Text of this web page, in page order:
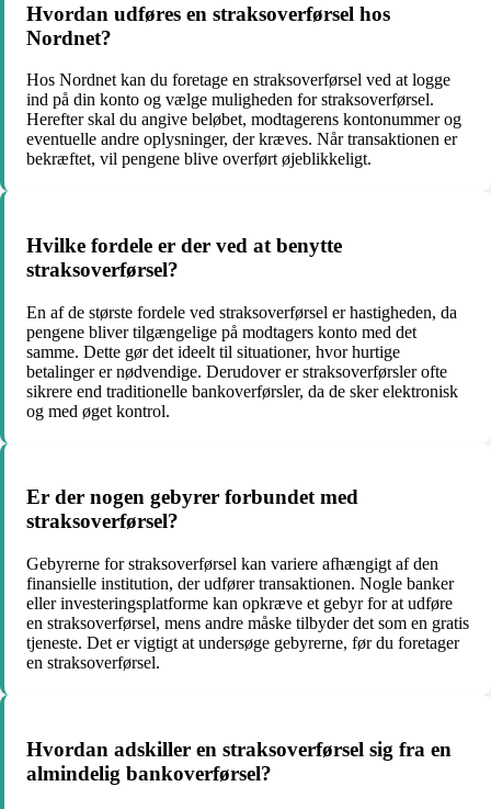
Hvordan udføres en straksoverførsel hos
Nordnet?
Hos Nordnet kan du foretage en straksoverførsel ved at logge
ind på din konto og vælge muligheden for straksoverførsel.
Herefter skal du angive beløbet, modtagerens kontonummer og
eventuelle andre oplysninger, der kræves. Når transaktionen er
bekræftet, vil pengene blive overført øjeblikkeligt.
Hvilke fordele er der ved at benytte
straksoverførsel?
En af de største fordele ved straksoverførsel er hastigheden, da
pengene bliver tilgængelige på modtagers konto med det
samme. Dette gør det ideelt til situationer, hvor hurtige
betalinger er nødvendige. Derudover er straksoverførsler ofte
sikrere end traditionelle bankoverførsler, da de sker elektronisk
og med øget kontrol.
Er der nogen gebyrer forbundet med
straksoverførsel?
Gebyrerne for straksoverførsel kan variere afhængigt af den
finansielle institution, der udfører transaktionen. Nogle banker
eller investeringsplatforme kan opkræve et gebyr for at udføre
en straksoverførsel, mens andre måske tilbyder det som en gratis
tjeneste. Det er vigtigt at undersøge gebyrerne, før du foretager
en straksoverførsel.
Hvordan adskiller en straksoverførsel sig fra en
almindelig bankoverførsel?